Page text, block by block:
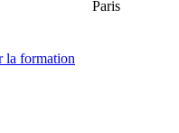
Paris
la formation